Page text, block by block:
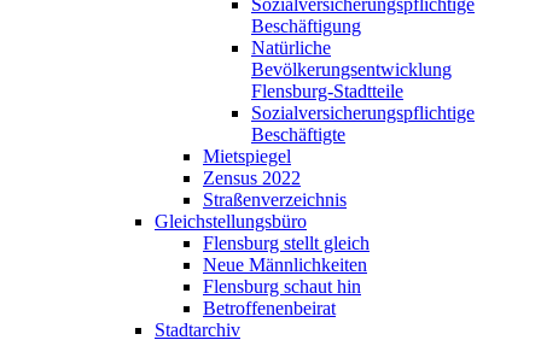
Sozialversicherungspflichtige
Beschäftigung
Natürliche
Bevölkerungsentwicklung
Flensburg-Stadtteile
Sozialversicherungspflichtige
Beschäftigte
Mietspiegel
Zensus 2022
Straßenverzeichnis
Gleichstellungsbüro
Flensburg stellt gleich
Neue Männlichkeiten
Flensburg schaut hin
Betroffenenbeirat
Stadtarchiv